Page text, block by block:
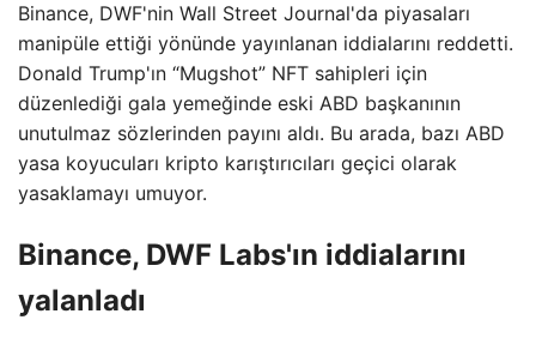
Binance, DWF'nin Wall Street Journal'da piyasaları
manipüle ettiği yönünde yayınlanan iddialarını reddetti.
Donald Trump'ın “Mugshot” NFT sahipleri için
düzenlediği gala yemeğinde eski ABD başkanının
unutulmaz sözlerinden payını aldı. Bu arada, bazı ABD
yasa koyucuları kripto karıştırıcıları geçici olarak
yasaklamayı umuyor.
Binance, DWF Labs'ın iddialarını
yalanladı